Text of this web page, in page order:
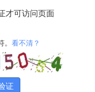
才可访问页面
。 看不清？
证